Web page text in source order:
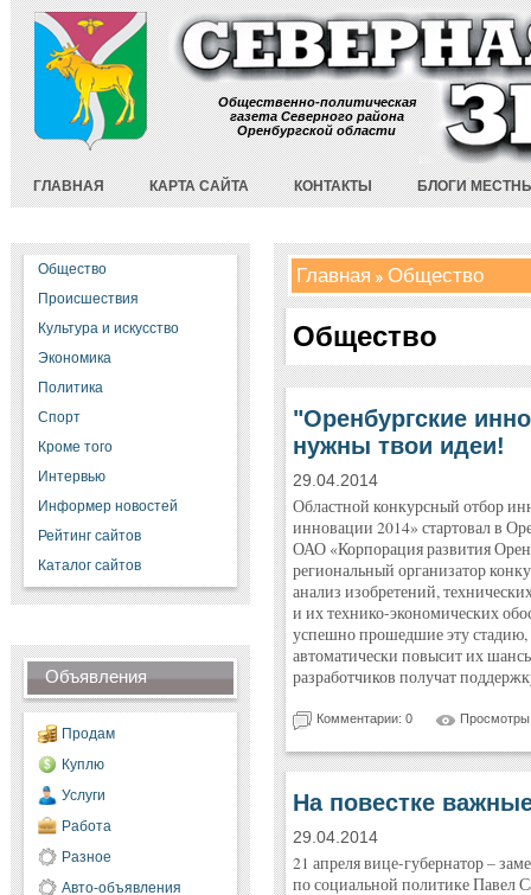
Общественно-политическая
газета Северного района
Оренбургской области
ГЛАВНАЯ КАРТА САЙТА КОНТАКТЫ БЛОГИ
Общество
Происшествия
Культура и искусство
Экономика
Политика
Спорт
Кроме того
Интервью
Информер новостей
Рейтинг сайтов
Каталог сайтов
Объявления
Продам
Куплю
Услуги
Работа
Разное
Авто-объявления
Главная Общество
Общество
"Оренбургские
нужны твои идеи!
29.04.2014
Областной конкурсный отбор
инновации 2014» стартовал в
ОАО «Корпорация развития
региональный организатор
анализ изобретений,
и их технико-экономических
успешно прошедшие эту стадию,
автоматически повысит их
разработчиков получат
Комментарии: 0
На повестке
29.04.2014
21 апреля вице-губернатор –
по социальной политике Павел